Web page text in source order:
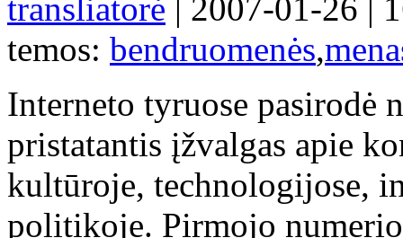
transliatorė | 2007-01-26 |
temos: bendruomenės,
Interneto tyruose pasirodė
pristatantis įžvalgas apie
kultūroje, technologijose,
politikoje. Pirmojo